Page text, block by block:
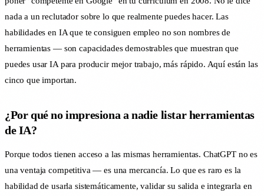
nada a un reclutador sobre lo que realmente puedes hacer. Las
habilidades en IA que te consiguen empleo no son nombres de
herramientas — son capacidades demostrables que muestran que
puedes usar IA para producir mejor trabajo, más rápido. Aquí están las
cinco que importan.
¿Por qué no impresiona a nadie listar herramientas
de IA?
Porque todos tienen acceso a las mismas herramientas. ChatGPT no es
una ventaja competitiva — es una mercancía. Lo que es raro es la
habilidad de usarla sistemáticamente, validar su salida e integrarla en